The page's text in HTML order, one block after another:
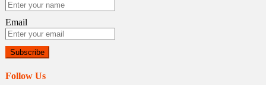
Email
Follow Us